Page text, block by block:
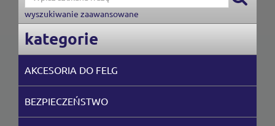
wyszukiwanie zaawansowane
kategorie
AKCESORIA DO FELG
BEZPIECZEŃSTWO